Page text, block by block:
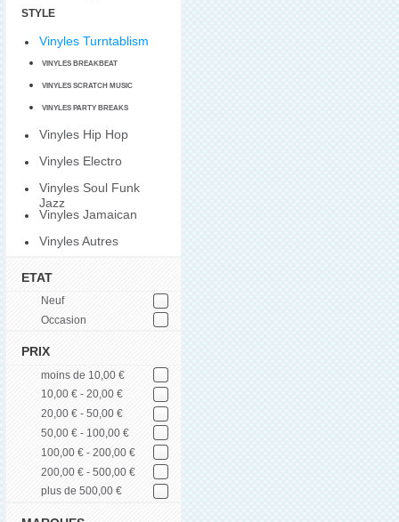
STYLE
Vinyles Turntablism
VINYLES BREAKBEAT
VINYLES SCRATCH MUSIC
VINYLES PARTY BREAKS
Vinyles Hip Hop
Vinyles Electro
Vinyles Soul Funk
Jazz
Vinyles Jamaican
Vinyles Autres
ETAT
Neuf
Occasion
PRIX
moins de 10,00 €
10,00 € - 20,00 €
20,00 € - 50,00 €
50,00 € - 100,00 €
100,00 € - 200,00 €
200,00 € - 500,00 €
plus de 500,00 €